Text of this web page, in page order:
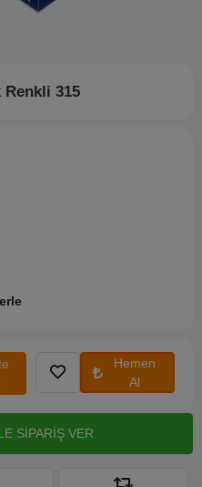
Renkli 315
Hemen
Al
SİPARİŞ VER